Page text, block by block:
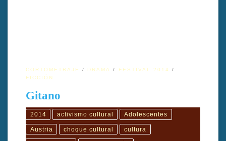
CORTOMETRAJE DRAMA
FESTIVAL 2014
FICCIÓN
Gitano
2014 activismo cultural Adolescentes
Austria choque cultural cultura